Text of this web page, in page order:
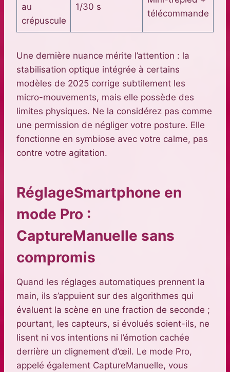
au
crépuscule
1/30 s
télécommande
Une dernière nuance mérite l’attention : la
stabilisation optique intégrée à certains
modèles de 2025 corrige subtilement les
micro-mouvements, mais elle possède des
limites physiques. Ne la considérez pas comme
une permission de négliger votre posture. Elle
fonctionne en symbiose avec votre calme, pas
contre votre agitation.
RéglageSmartphone en
mode Pro :
CaptureManuelle sans
compromis
Quand les réglages automatiques prennent la
main, ils s’appuient sur des algorithmes qui
évaluent la scène en une fraction de seconde ;
pourtant, les capteurs, si évolués soient-ils, ne
lisent ni vos intentions ni l’émotion cachée
derrière un clignement d’œil. Le mode Pro,
appelé également CaptureManuelle, vous